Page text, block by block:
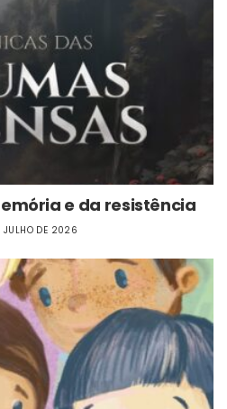
e da resistência
JULHO DE 2026